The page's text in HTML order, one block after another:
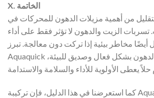
X. الخاتمة
من أهمية مزيلات الدهون للمحركات في
تسربات الزيت والدهون لا تؤثر فقط على أداء
مخاطر بيئية إذا تركت دون معالجة. تبرز
Aquaquick كخيار متفوق لإزالة الدهون بشكل فعال وصديق للبيئة،
كما استعرضنا في هذا الدليل، فإن تركيبة Aquaquick المتقدمة